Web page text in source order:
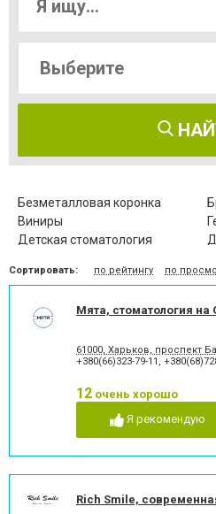
Безметалловая коронка
Виниры
Детская стоматология
Исправление диастемы
зубов
Коронка
Лазерное отбеливание
Лечение альвеолита
Лечение гиперестезии
Лечение зубов
Сортировать: по рейтингу по
Мята, стоматология на
61000, Харьков, проспект
+380(66)323-79-11 ,
12 очень хорошо
Я рекомендую
Rich Smile,